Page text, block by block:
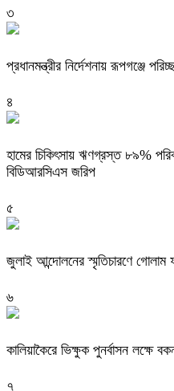
৩
প্রধানমন্ত্রীর নির্দেশনায় রূপগঞ্জে
৪
হামের চিকিৎসায় ঋণগ্রস্ত ৮৯%
বিডিআরসিএস জরিপ
৫
জুলাই আন্দোলনের স্মৃতিচারণে
৬
কালিয়াকৈরে ভিক্ষুক পুনর্বাসন লক্ষে
৭